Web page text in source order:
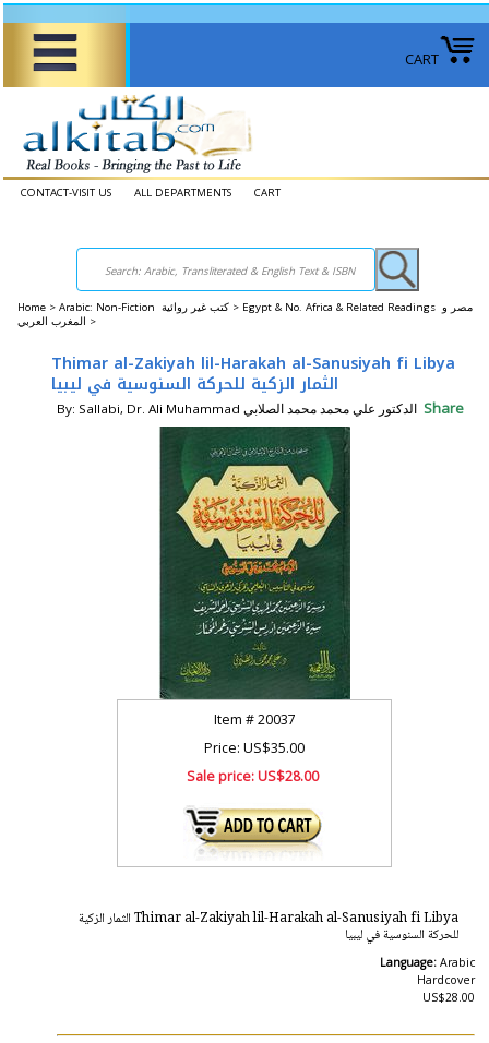
CART
CONTACT-VISIT US ALL DEPARTMENTS CART
Home > Arabic: Non-Fiction كتب غير روائية > Egypt & No. Africa & Related Readings مصر و
المغرب العربي >
Thimar al-Zakiyah lil-Harakah al-Sanusiyah fi Libya
الثمار الزكية للحركة السنوسية في ليبيا
By: Sallabi, Dr. Ali Muhammad الدكتور علي محمد محمد الصلابي Share
Item #20037
Price: US$35.00
Sale price:US$28.00
Thimar al-Zakiyah lil-Harakah al-Sanusiyah fi Libya الثمار الزكية
للحركة السنوسية في ليبيا
Language: Arabic
Hardcover
US$28.00